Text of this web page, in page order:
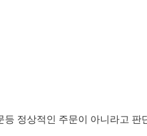
정상적인 주문이 아니라고 판